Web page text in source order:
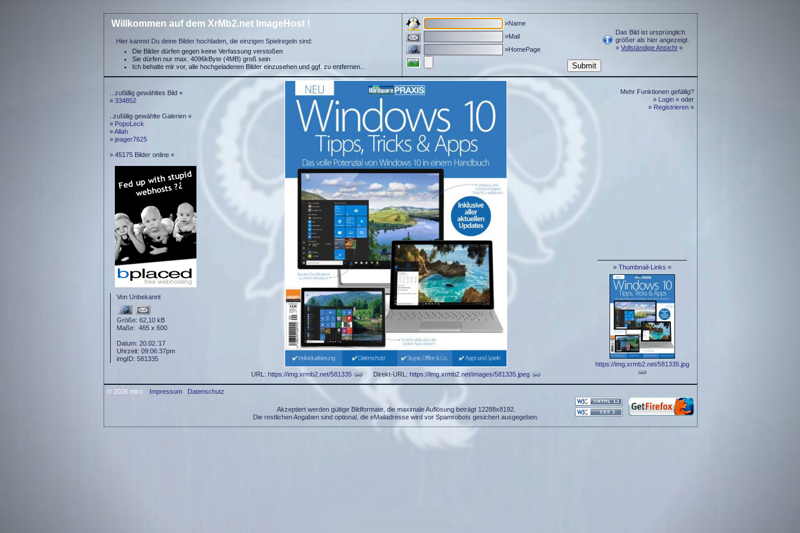
Willkommen auf dem XrMb2.net ImageHost !
Hier kannst Du deine Bilder hochladen, die einzigen Spielregeln sind:
Die Bilder dürfen gegen keine Verfassung verstoßen
Sie dürfen nur max. 4096kByte (4MB) groß sein
Ich behalte mir vor, alle hochgeladenen Bilder einzusehen und ggf. zu entfernen...
»Name
»Mail
»HomePage
Das Bild ist ursprünglich
größer als hier angezeigt.
» Vollständige Ansicht «
...zufällig gewähltes Bild «
» 334852
..zufällig gewählte Galerien «
» PopoLeck
»Allah
» jeager7625
» 45175 Bilder online «
Von Unbekannt
Größe: 62,10 kB
Maße: 465 x 600
Datum: 20.02.’17
Uhrzeit: 09:06:37pm
imgID: 581335
URL: https://img.xrmb2.net/581335 Direkt-URL: https://img.xrmb2.net/images/581335.jpeg
Mehr Funktionen gefällig?
» Login « oder
» Registrieren «
» Thumbnail-Links «
https://img.xrmb2.net/581335.jpg
© 2026 miro. Impressum Datenschutz
Akzeptiert werden gültige Bildformate, die maximale Auflösung beträgt 12288x8192.
Die restlichen Angaben sind optional, die eMailadresse wird vor Spamrobots gesichert ausgegeben.